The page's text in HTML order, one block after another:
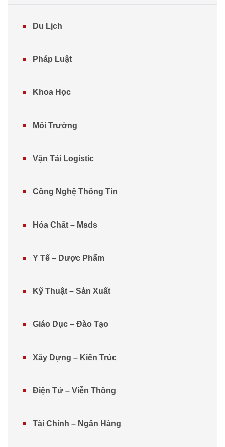
Du Lịch
Pháp Luật
Khoa Học
Môi Trường
Vận Tải Logistic
Công Nghệ Thông Tin
Hóa Chất – Msds
Y Tế – Dược Phẩm
Kỹ Thuật – Sản Xuất
Giáo Dục – Đào Tạo
Xây Dựng – Kiến Trúc
Điện Tử – Viễn Thông
Tài Chính – Ngân Hàng